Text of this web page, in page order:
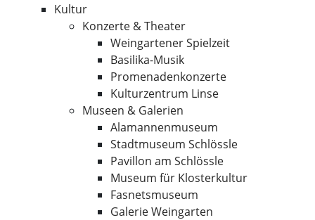
Kultur
Konzerte & Theater
Weingartener Spielzeit
Basilika-Musik
Promenadenkonzerte
Kulturzentrum Linse
Museen & Galerien
Alamannenmuseum
Stadtmuseum Schlössle
Pavillon am Schlössle
Museum für Klosterkultur
Fasnetsmuseum
Galerie Weingarten